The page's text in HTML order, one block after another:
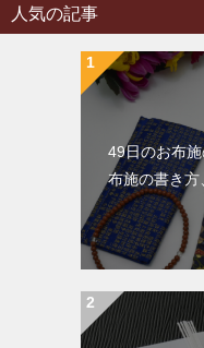
人気の記事
49日のお布
布施の書き方